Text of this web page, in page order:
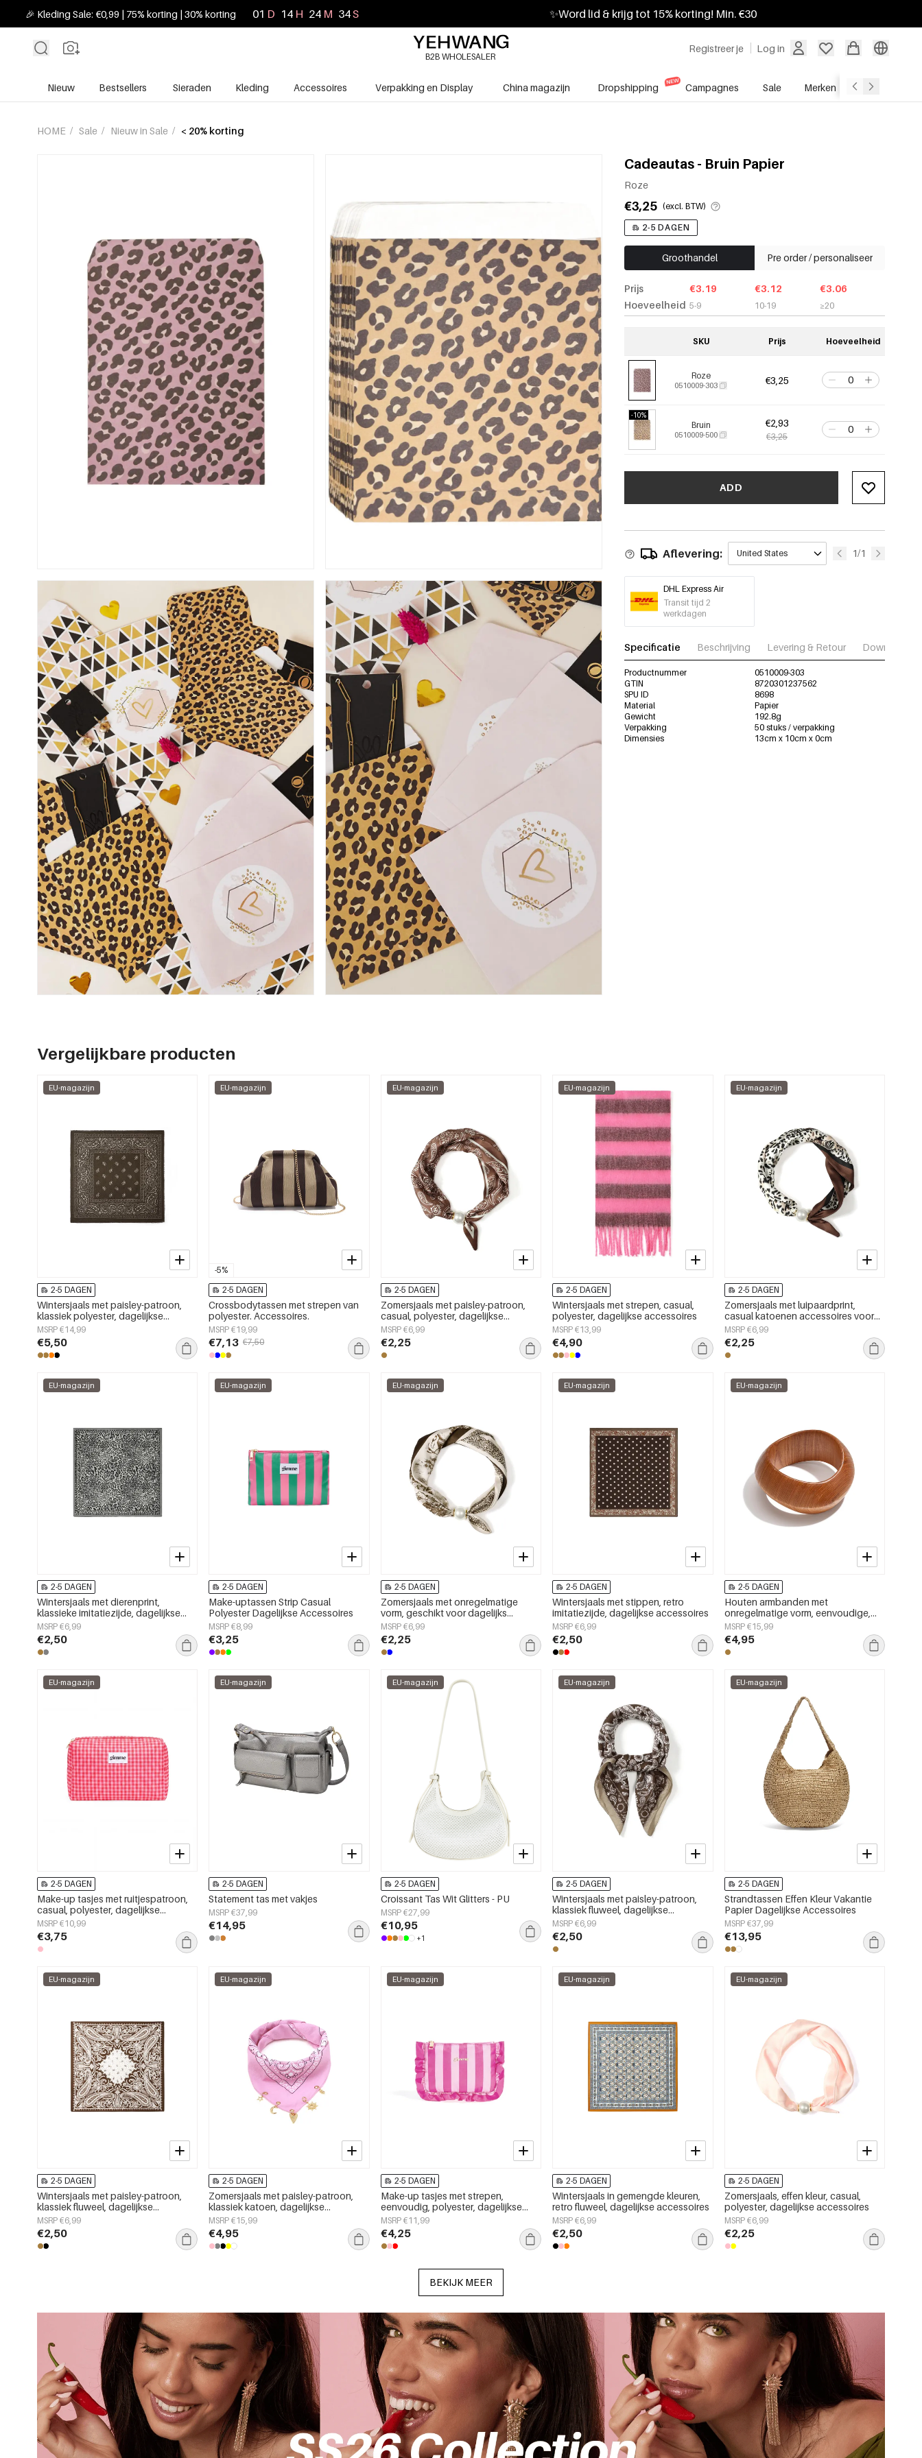
🎉 Kleding Sale: €0,99 | 75% korting | 30% korting 01 D 14 H 24 M 32S ✨Word lid & krijg tot 15% korting! Min. €30
Registreer je Log in
B2B WHOLESALER
Nieuw Bestsellers Sieraden Kleding Accessoires Verpakking en Display China magazijn Dropshipping Campagnes Sale Merken
HOME / Sale / Nieuw in Sale / < 20% korting
Cadeautas - Bruin Papier
Roze
€3,25 (excl. BTW)
2-5 DAGEN
Groothandel Pre order / personaliseer
Prijs
Hoeveelheid
€3.19
5-9
€3.12
10-19
€3.06
≥20
SKU Prijs Hoeveelheid
Roze
0510009-303 €3,25
-10%
Bruin
0510009-500
€2,93
€3,25
ADD
Aflevering: United States 1/1
DHL Express Air
Transit tijd 2
werkdagen
Specificatie Beschrijving Levering & Retour Download
Productnummer
0510009-303
GTIN
8720301237562
SPU ID
8698
Material
Papier
Gewicht
192.8g
Verpakking
50 stuks / verpakking
Dimensies
13cm x 10cm x 0cm
Vergelijkbare producten
EU-magazijn
2-5 DAGEN
Wintersjaals met paisley-patroon,
klassiek polyester, dagelijkse
accessoires
MSRP €14,99
€5,50
-5%
EU-magazijn
2-5 DAGEN
Crossbodytassen met strepen van
polyester. Accessoires.
MSRP €19,99
€7,13 €7,50
EU-magazijn
2-5 DAGEN
Zomersjaals met paisley-patroon,
casual, polyester, dagelijkse
accessoires
MSRP €6,99
€2,25
EU-magazijn
2-5 DAGEN
Wintersjaals met strepen, casual,
polyester, dagelijkse accessoires
MSRP €13,99
€4,90
EU-magazijn
2-5 DAGEN
Zomersjaals met luipaardprint,
casual katoenen accessoires voor
dagelijks gebruik.
MSRP €6,99
€2,25
EU-magazijn
2-5 DAGEN
Wintersjaals met dierenprint,
klassieke imitatiezijde, dagelijkse
accessoires
MSRP €6,99
€2,50
EU-magazijn
2-5 DAGEN
Make-uptassen Strip Casual
Polyester Dagelijkse Accessoires
MSRP €8,99
€3,25
EU-magazijn
2-5 DAGEN
Zomersjaals met onregelmatige
vorm, geschikt voor dagelijks
gebruik, van polyester, dagelijkse
accessoires
MSRP €6,99
€2,25
EU-magazijn
2-5 DAGEN
Wintersjaals met stippen, retro
imitatiezijde, dagelijkse accessoires
MSRP €6,99
€2,50
EU-magazijn
2-5 DAGEN
Houten armbanden met
onregelmatige vorm, eenvoudige,
alledaagse serie, damessieraden
MSRP €15,99
€4,95
EU-magazijn
2-5 DAGEN
Make-up tasjes met ruitjespatroon,
casual, polyester, dagelijkse
accessoires
MSRP €10,99
€3,75
EU-magazijn
2-5 DAGEN
Statement tas met vakjes
MSRP €37,99
€14,95
EU-magazijn
2-5 DAGEN
Croissant Tas Wit Glitters - PU
MSRP €27,99
€10,95
+1
EU-magazijn
2-5 DAGEN
Wintersjaals met paisley-patroon,
klassiek fluweel, dagelijkse
accessoires
MSRP €6,99
€2,50
EU-magazijn
2-5 DAGEN
Strandtassen Effen Kleur Vakantie
Papier Dagelijkse Accessoires
MSRP €37,99
€13,95
EU-magazijn
2-5 DAGEN
Wintersjaals met paisley-patroon,
klassiek fluweel, dagelijkse
accessoires
MSRP €6,99
€2,50
EU-magazijn
2-5 DAGEN
Zomersjaals met paisley-patroon,
klassiek katoen, dagelijkse
accessoires
MSRP €15,99
€4,95
EU-magazijn
2-5 DAGEN
Make-up tasjes met strepen,
eenvoudig, polyester, dagelijkse
accessoires
MSRP €11,99
€4,25
EU-magazijn
2-5 DAGEN
Wintersjaals in gemengde kleuren,
retro fluweel, dagelijkse accessoires
MSRP €6,99
€2,50
EU-magazijn
2-5 DAGEN
Zomersjaals, effen kleur, casual,
polyester, dagelijkse accessoires
MSRP €6,99
€2,25
BEKIJK MEER